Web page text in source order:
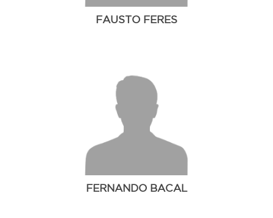
FAUSTO FERES
FERNANDO BACAL